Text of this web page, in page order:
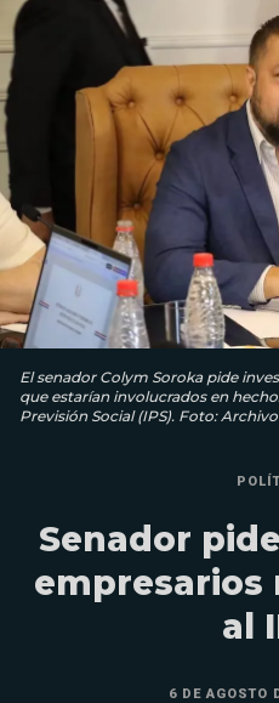
El senador Colym Soroka pide
que estarían involucrados en
Previsión Social (IPS). Foto: Archivo
Senador
empresarios
al
6 DE AGOSTO